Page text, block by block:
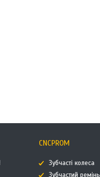
CNCPROM
Зубчасті колеса
Зубчастий ремінь